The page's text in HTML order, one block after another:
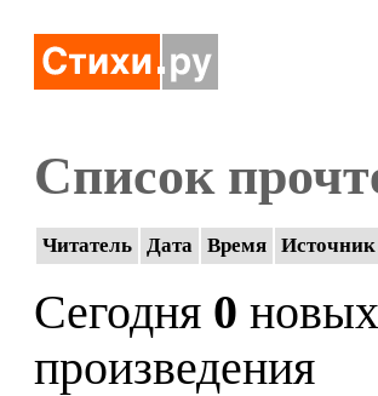
Список
Читатель Дата Время Источник
Сегодня 0
произведения